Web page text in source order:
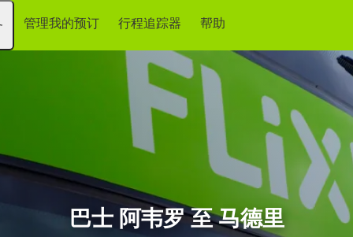
管理我的预订 行程追踪器 帮助
巴士 阿韦罗 至 马德里